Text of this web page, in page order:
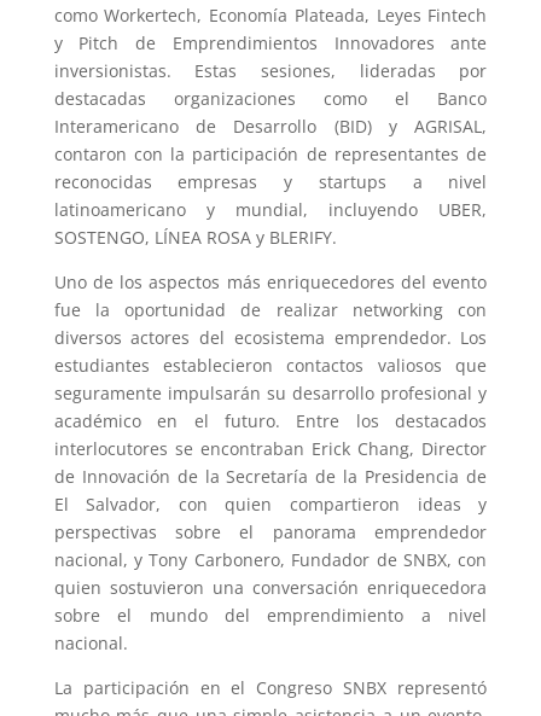
como Workertech, Economía Plateada, Leyes Fintech
y Pitch de Emprendimientos Innovadores ante
inversionistas. Estas sesiones, lideradas por
destacadas organizaciones como el Banco
Interamericano de Desarrollo (BID) y AGRISAL,
contaron con la participación de representantes de
reconocidas empresas y startups a nivel
latinoamericano y mundial, incluyendo UBER,
SOSTENGO, LÍNEA ROSA y BLERIFY.
Uno de los aspectos más enriquecedores del evento
fue la oportunidad de realizar networking con
diversos actores del ecosistema emprendedor. Los
estudiantes establecieron contactos valiosos que
seguramente impulsarán su desarrollo profesional y
académico en el futuro. Entre los destacados
interlocutores se encontraban Erick Chang, Director
de Innovación de la Secretaría de la Presidencia de
El Salvador, con quien compartieron ideas y
perspectivas sobre el panorama emprendedor
nacional, y Tony Carbonero, Fundador de SNBX, con
quien sostuvieron una conversación enriquecedora
sobre el mundo del emprendimiento a nivel
nacional.
La participación en el Congreso SNBX representó